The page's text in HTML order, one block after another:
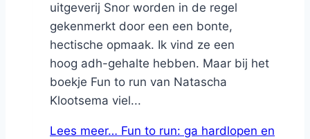
uitgeverij Snor worden in de regel
gekenmerkt door een een bonte,
hectische opmaak. Ik vind ze een
hoog adh-gehalte hebben. Maar bij het
boekje Fun to run van Natascha
Klootsema viel...
Lees meer… Fun to run: ga hardlopen en